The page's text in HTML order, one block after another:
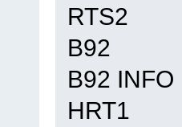
RTS2
B92
B92 INFO
HRT1